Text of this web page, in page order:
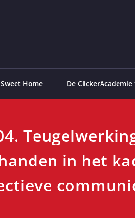
Home De ClickerAcademie
in het